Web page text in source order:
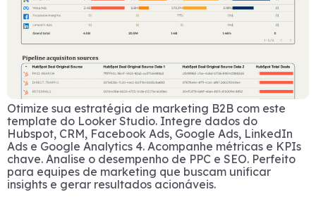
Otimize sua estratégia de marketing B2B com este
template do Looker Studio. Integre dados do
Hubspot, CRM, Facebook Ads, Google Ads, LinkedIn
Ads e Google Analytics 4. Acompanhe métricas e KPIs
chave. Analise o desempenho de PPC e SEO. Perfeito
para equipes de marketing que buscam unificar
insights e gerar resultados acionáveis.